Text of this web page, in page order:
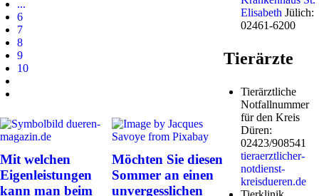
...
6
7
8
9
10
Mit welchen
Eigenleistungen
kann man beim
Möchten Sie diesen
Sommer an einen
unvergesslichen
Elisabeth Jülich:
02461-6200
Tierärzte
Tierärztliche
Notfallnummer
für den Kreis
Düren:
02423/908541
tieraerztlicher-
notdienst-
kreisdueren.de